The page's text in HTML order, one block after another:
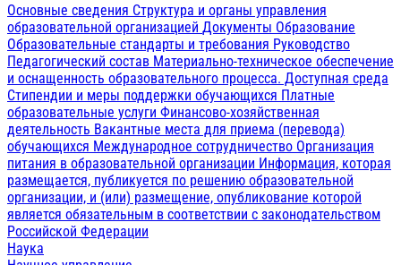
Основные сведения Структура и органы управления
образовательной организацией Документы Образование
Образовательные стандарты и требования Руководство
Педагогический состав Материально-техническое обеспечение
и оснащенность образовательного процесса. Доступная среда
Стипендии и меры поддержки обучающихся Платные
образовательные услуги Финансово-хозяйственная
деятельность Вакантные места для приема (перевода)
обучающихся Международное сотрудничество Организация
питания в образовательной организации Информация, которая
размещается, публикуется по решению образовательной
организации, и (или) размещение, опубликование которой
является обязательным в соответствии с законодательством
Российской Федерации
Наука